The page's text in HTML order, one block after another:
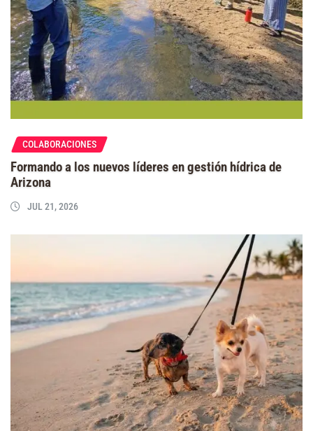
COLABORACIONES
Formando a los nuevos líderes en gestión hídrica de
Arizona
JUL 21, 2026